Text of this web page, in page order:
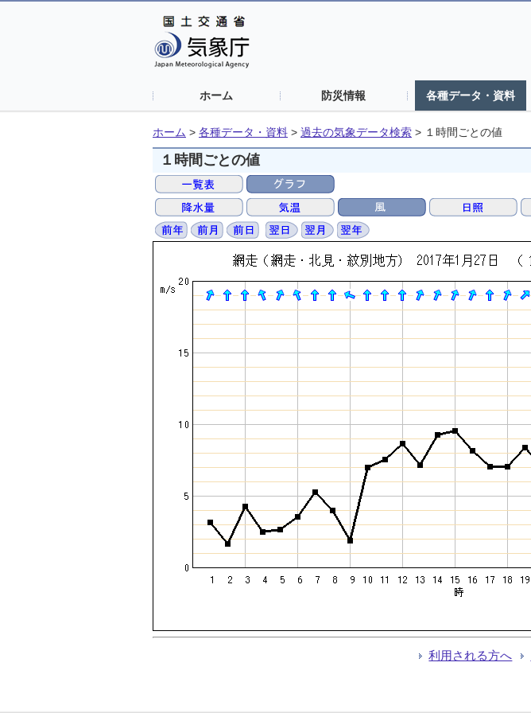
ホーム 防災情報 各種データ・資料
ホーム > 各種データ・資料 > 過去の気象データ検索 > １時間ごとの値
１時間ごとの値
利用される方へ